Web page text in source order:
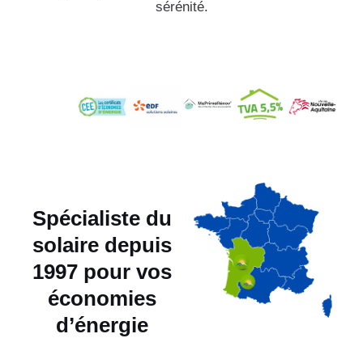
sérénité.
Spécialiste du
solaire depuis
1997 pour vos
économies
d’énergie